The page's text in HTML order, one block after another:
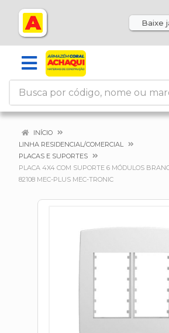
Baixe
INÍCIO
LINHA RESIDENCIAL/COMERCIAL
PLACAS E SUPORTES
PLACA 4X4 COM SUPORTE 6 MÓDULOS
82108 MEC-PLUS MEC-TRONIC